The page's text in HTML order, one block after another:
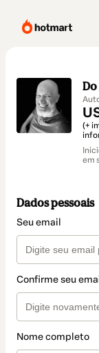
(+
em
Dados pessoais
Seu email
Confirme seu
Nome completo